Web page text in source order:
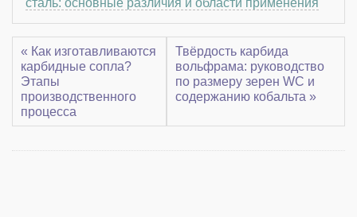
« Как изготавливаются
карбидные сопла?
Этапы
производственного
процесса
Твёрдость карбида
вольфрама: руководство
по размеру зерен WC и
содержанию кобальта »